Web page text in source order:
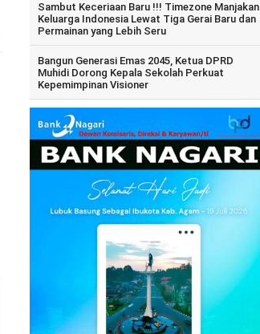
Sambut Keceriaan Baru !!! Timezone Manjakan
Keluarga Indonesia Lewat Tiga Gerai Baru dan
Permainan yang Lebih Seru
Bangun Generasi Emas 2045, Ketua DPRD
Muhidi Dorong Kepala Sekolah Perkuat
Kepemimpinan Visioner